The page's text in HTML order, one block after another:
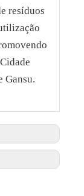
resíduos
Gansu.